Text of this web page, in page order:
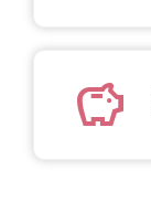
savings